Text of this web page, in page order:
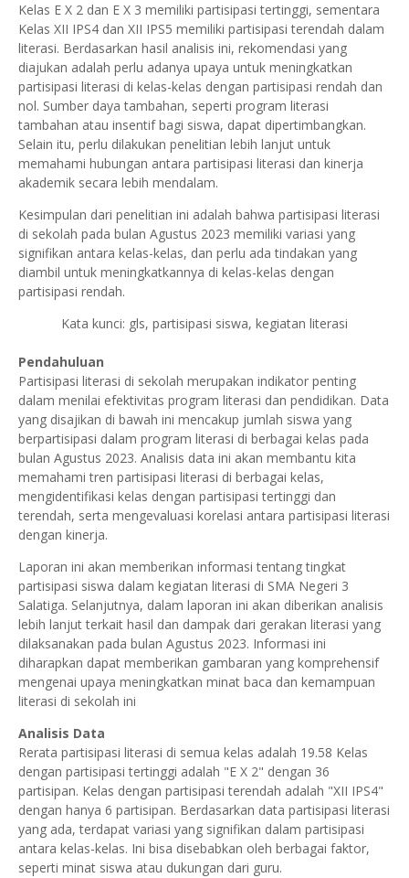
Kelas E X 2 dan E X 3 memiliki partisipasi tertinggi, sementara
Kelas XII IPS4 dan XII IPS5 memiliki partisipasi terendah dalam
literasi. Berdasarkan hasil analisis ini, rekomendasi yang
diajukan adalah perlu adanya upaya untuk meningkatkan
partisipasi literasi di kelas-kelas dengan partisipasi rendah dan
nol. Sumber daya tambahan, seperti program literasi
tambahan atau insentif bagi siswa, dapat dipertimbangkan.
Selain itu, perlu dilakukan penelitian lebih lanjut untuk
memahami hubungan antara partisipasi literasi dan kinerja
akademik secara lebih mendalam.
Kesimpulan dari penelitian ini adalah bahwa partisipasi literasi
di sekolah pada bulan Agustus 2023 memiliki variasi yang
signifikan antara kelas-kelas, dan perlu ada tindakan yang
diambil untuk meningkatkannya di kelas-kelas dengan
partisipasi rendah.
Kata kunci: gls, partisipasi siswa, kegiatan literasi
Pendahuluan
Partisipasi literasi di sekolah merupakan indikator penting
dalam menilai efektivitas program literasi dan pendidikan. Data
yang disajikan di bawah ini mencakup jumlah siswa yang
berpartisipasi dalam program literasi di berbagai kelas pada
bulan Agustus 2023. Analisis data ini akan membantu kita
memahami tren partisipasi literasi di berbagai kelas,
mengidentifikasi kelas dengan partisipasi tertinggi dan
terendah, serta mengevaluasi korelasi antara partisipasi literasi
dengan kinerja.
Laporan ini akan memberikan informasi tentang tingkat
partisipasi siswa dalam kegiatan literasi di SMA Negeri 3
Salatiga. Selanjutnya, dalam laporan ini akan diberikan analisis
lebih lanjut terkait hasil dan dampak dari gerakan literasi yang
dilaksanakan pada bulan Agustus 2023. Informasi ini
diharapkan dapat memberikan gambaran yang komprehensif
mengenai upaya meningkatkan minat baca dan kemampuan
literasi di sekolah ini
Analisis Data
Rerata partisipasi literasi di semua kelas adalah 19.58 Kelas
dengan partisipasi tertinggi adalah "E X 2" dengan 36
partisipan. Kelas dengan partisipasi terendah adalah "XII IPS4"
dengan hanya 6 partisipan. Berdasarkan data partisipasi literasi
yang ada, terdapat variasi yang signifikan dalam partisipasi
antara kelas-kelas. Ini bisa disebabkan oleh berbagai faktor,
seperti minat siswa atau dukungan dari guru.